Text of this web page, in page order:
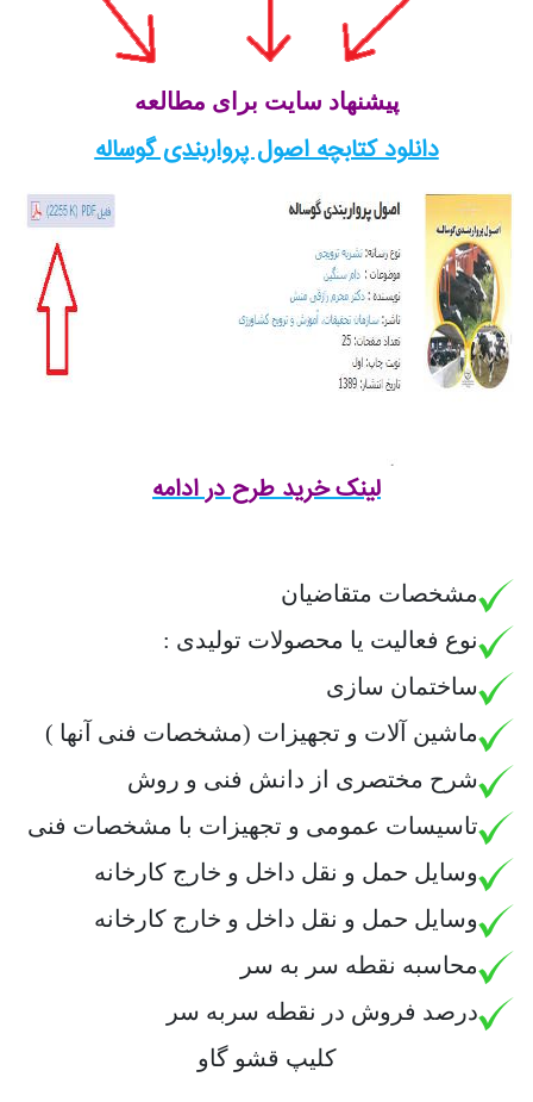
پیشنهاد سایت برای مطالعه
دانلود کتابچه اصول پرواربندی گوساله
لینک خرید طرح در ادامه
مشخصات متقاضیان
نوع فعالیت یا محصولات تولیدی :
ساختمان سازی
ماشین آلات و تجهیزات (مشخصات فنی آنها )
شرح مختصری از دانش فنی و روش
تاسیسات عمومی و تجهیزات با مشخصات فنی
وسایل حمل و نقل داخل و خارج کارخانه
وسایل حمل و نقل داخل و خارج کارخانه
محاسبه نقطه سر به سر
درصد فروش در نقطه سربه سر
کلیپ قشو گاو